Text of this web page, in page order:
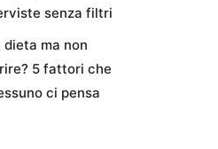
senza filtri
dieta ma non
5 fattori che
ci pensa